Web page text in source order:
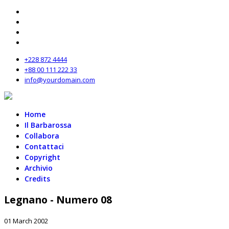
+228 872 4444
+88 00 111 222 33
info@yourdomain.com
Home
Il Barbarossa
Collabora
Contattaci
Copyright
Archivio
Credits
Legnano - Numero 08
01 March 2002